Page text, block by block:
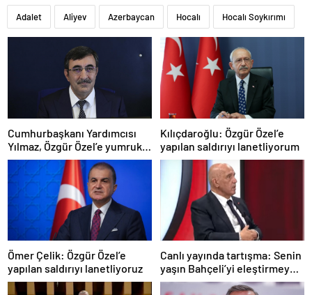
Adalet Aliyev Azerbaycan Hocalı Hocalı Soykırımı
Cumhurbaşkanı Yardımcısı
Yılmaz, Özgür Özel’e yumruklu
saldırıyı kınadı
Kılıçdaroğlu: Özgür Özel’e
yapılan saldırıyı lanetliyorum
Ömer Çelik: Özgür Özel’e
yapılan saldırıyı lanetliyoruz
Canlı yayında tartışma: Senin
yaşın Bahçeli’yi eleştirmeye
yetmez